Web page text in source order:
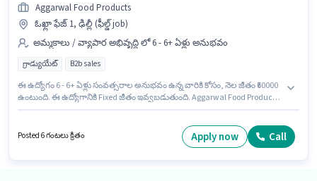
Aggarwal Food Products
ఓఖ్లా ఫేజ్ 1, ఢిల్లీ (ఫీల్డ్ job)
అమ్మకాలు / వ్యాపార అభివృద్ధి లో 6 - 6+ ఏళ్లు అనుభవం
గ్రాడ్యుయేట్ B2b sales
ఈ ఉద్యోగం 6 - 6+ ఏళ్లు సంవత్సరాల అనుభవం ఉన్న వారికి కోసం, నెల జీతం ₹60000
ఉంటుంది. ఈ ఉద్యోగానికి Fixed జీతం ఇవ్వబడుతుంది. Aggarwal Food Products
మరియు కంపెనీ పాలసీలపై ఆధారపడి ఇప్పించబడతాయి. ఈ ఉద్యోగం ఓఖ్లా ఫేజ్ 1,
ఢిల్లీ లో ఉంది. ఈ ఉద్యోగానికి అభ్యర్థులు తప్పనిసరిగా గ్రాడ్యుయేట్ డిగ్రీ/సర్టిఫికెట్
Posted 6 గంటలు క్రితం Apply now Call